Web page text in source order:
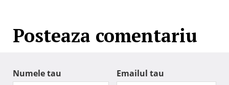
Posteaza comentariu
Numele tau Emailul tau